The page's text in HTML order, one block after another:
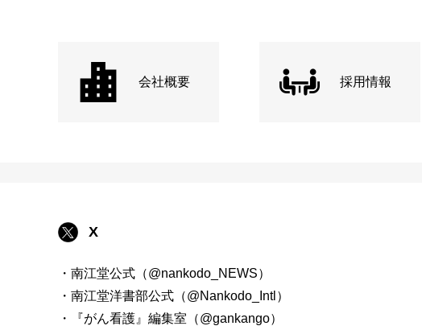
会社概要 採用情報
X
・南江堂公式（@nankodo_NEWS）
・南江堂洋書部公式（@Nankodo_Intl）
・『がん看護』編集室（@gankango）